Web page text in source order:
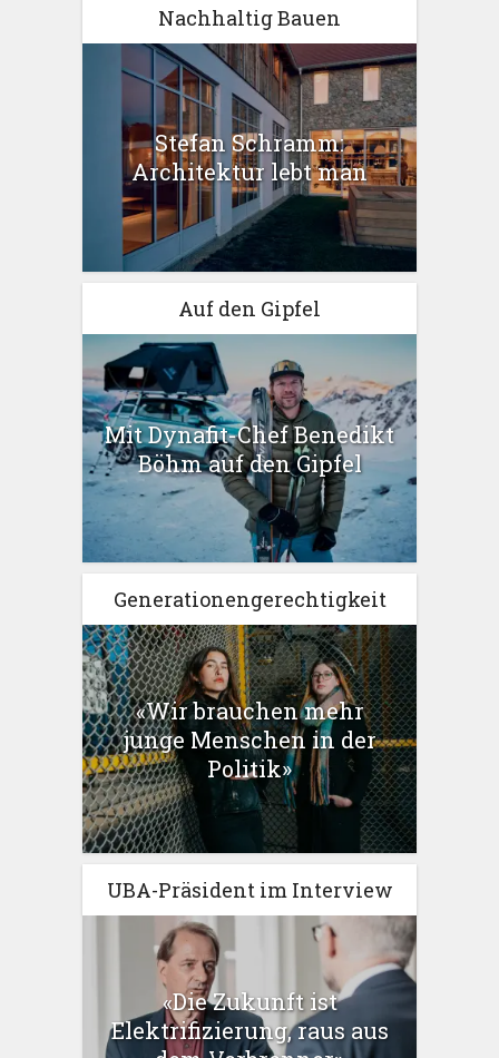
Nachhaltig Bauen
Stefan Schramm:
Architektur lebt man
Auf den Gipfel
Mit Dynafit-Chef Benedikt
Böhm auf den Gipfel
Generationengerechtigkeit
«Wir brauchen mehr
junge Menschen in der
Politik»
UBA-Präsident im Interview
«Die Zukunft ist
Elektrifizierung, raus aus